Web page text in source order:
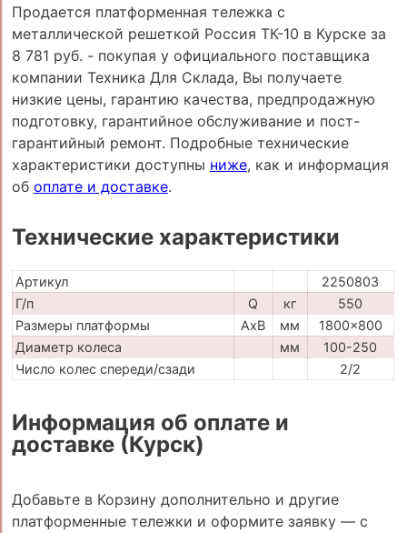
Продается платформенная тележка с
металлической решеткой Россия ТК-10 в Курске за
8 781 руб. - покупая у официального поставщика
компании Техника Для Склада, Вы получаете
низкие цены, гарантию качества, предпродажную
подготовку, гарантийное обслуживание и пост-
гарантийный ремонт. Подробные технические
характеристики доступны ниже, как и информация
об оплате и доставке.
Технические характеристики
Артикул
2250803
Г/п
Q кг
550
Размеры платформы
AxB мм
1800x800
Диаметр колеса
мм
100-250
Число колес спереди/сзади
2/2
Информация об оплате и
доставке (Курск)
Добавьте в Корзину дополнительно и другие
платформенные тележки и оформите заявку — с